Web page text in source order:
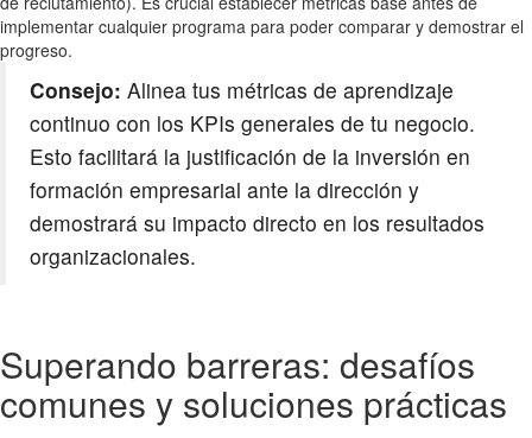
implementar cualquier programa para poder comparar y demostrar el
progreso.
Consejo: Alinea tus métricas de aprendizaje
continuo con los KPIs generales de tu negocio.
Esto facilitará la justificación de la inversión en
formación empresarial ante la dirección y
demostrará su impacto directo en los resultados
organizacionales.
Superando barreras: desafíos
comunes y soluciones prácticas